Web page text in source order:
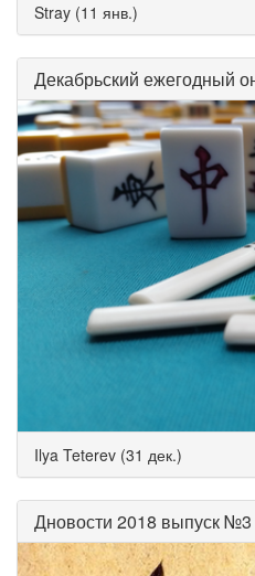
Stray (11 янв.)
Декабрьский ежегодный
Ilya Teterev (31 дек.)
Дновости 2018 выпуск №3